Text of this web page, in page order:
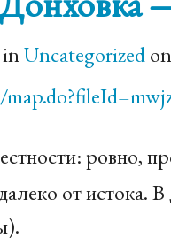
Uncategorizedon
ровно,
от истока.